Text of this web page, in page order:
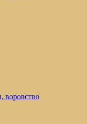
воровство